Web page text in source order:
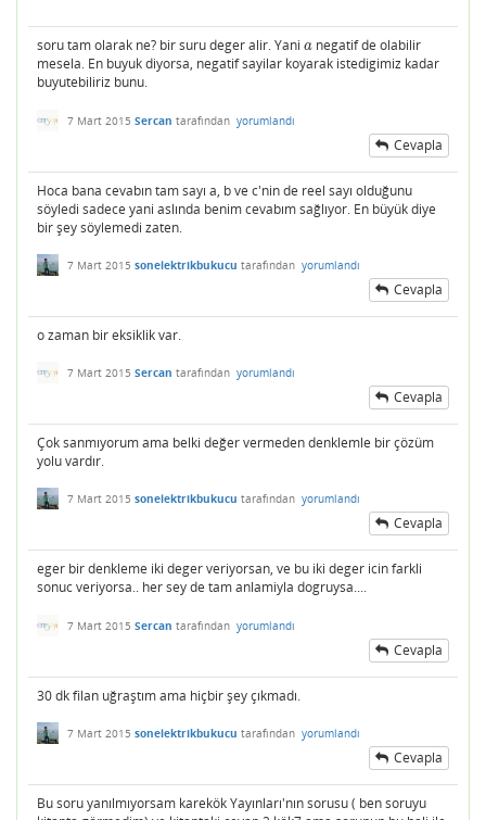
soru tam olarak ne? bir suru deger alir. Yani a
a negatif de olabilir
mesela. En buyuk diyorsa, negatif sayilar koyarak istedigimiz kadar
buyutebiliriz bunu.
7 Mart 2015 Sercan tarafından yorumlandı
Cevapla
Hoca bana cevabın tam sayı a, b ve c'nin de reel sayı olduğunu
söyledi sadece yani aslında benim cevabım sağlıyor. En büyük diye
bir şey söylemedi zaten.
7 Mart 2015 sonelektrikbukucu tarafından yorumlandı
Cevapla
o zaman bir eksiklik var.
7 Mart 2015 Sercan tarafından yorumlandı
Cevapla
Çok sanmıyorum ama belki değer vermeden denklemle bir çözüm
yolu vardır.
7 Mart 2015 sonelektrikbukucu tarafından yorumlandı
Cevapla
eger bir denkleme iki deger veriyorsan, ve bu iki deger icin farkli
sonuc veriyorsa.. her sey de tam anlamiyla dogruysa....
7 Mart 2015 Sercan tarafından yorumlandı
Cevapla
30 dk filan uğraştım ama hiçbir şey çıkmadı.
7 Mart 2015 sonelektrikbukucu tarafından yorumlandı
Cevapla
Bu soru yanılmıyorsam karekök Yayınları'nın sorusu ( ben soruyu